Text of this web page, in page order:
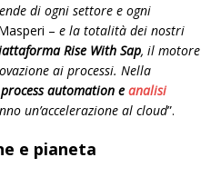
di ogni settore e ogni
– e la totalità dei nostri
Rise With Sap, il motore
ai processi. Nella
automation e analisi
un’accelerazione al cloud”.
e pianeta